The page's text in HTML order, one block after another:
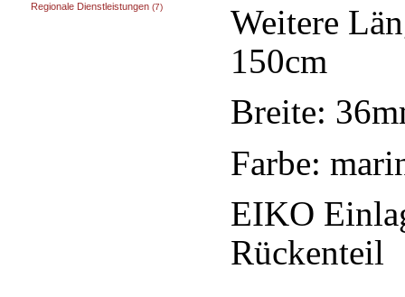
Regionale Dienstleistungen (7)
Weitere
150cm
Breite:
Farbe:
EIKO
Rückenteil